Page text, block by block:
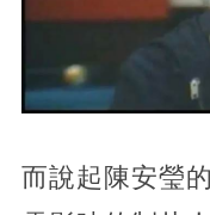
而說起陳安瑩